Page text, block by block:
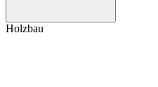
Holzbau